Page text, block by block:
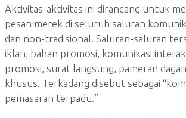
Aktivitas-aktivitas ini dirancang untuk
pesan merek di seluruh saluran
dan non-tradisional. Saluran-saluran
iklan, bahan promosi, komunikasi
promosi, surat langsung, pameran
khusus. Terkadang disebut sebagai
pemasaran terpadu.”